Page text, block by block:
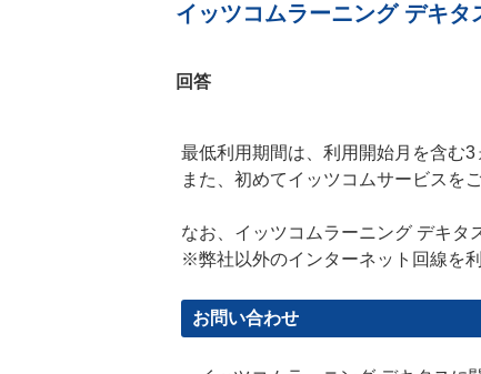
イッツコムラーニング デキタ
回答
最低利用期間は、利用開始月を含む3
また、初めてイッツコムサービスを
なお、イッツコムラーニング デキタ
※弊社以外のインターネット回線を
お問い合わせ